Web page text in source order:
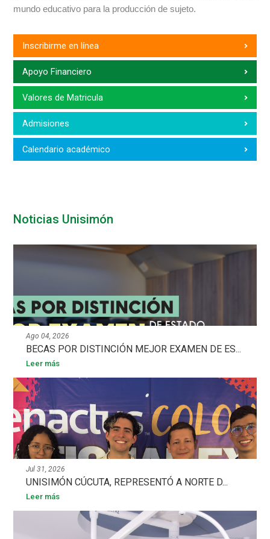
mundo educativo para la producción de sujeto.
Inscribirme en línea
Apoyo Financiero
Valores de Matricula
Admisiones
Calendario académico
Noticias Unisimón
Ago 04, 2026
BECAS POR DISTINCIÓN MEJOR EXAMEN DE ES...
Leer más
Jul 31, 2026
UNISIMÓN CÚCUTA, REPRESENTÓ A NORTE D...
Leer más